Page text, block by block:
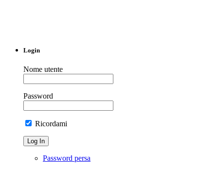
Login
Nome utente
Password
Ricordami
Password persa